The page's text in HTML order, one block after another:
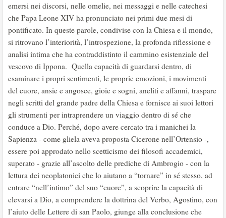
emersi nei discorsi, nelle omelie, nei messaggi e nelle catechesi
che Papa Leone XIV ha pronunciato nei primi due mesi di
pontificato. In queste parole, condivise con la Chiesa e il mondo,
si ritrovano l’interiorità, l’introspezione, la profonda riflessione e
analisi intima che ha contraddistinto il cammino esistenziale del
vescovo di Ippona. Quella capacità di guardarsi dentro, di
esaminare i propri sentimenti, le proprie emozioni, i movimenti
del cuore, ansie e angosce, gioie e sogni, aneliti e affanni, traspare
negli scritti del grande padre della Chiesa e fornisce ai suoi lettori
gli strumenti per intraprendere un viaggio dentro di sé che
conduce a Dio. Perché, dopo avere cercato tra i manichei la
Sapienza - come gliela aveva proposta Cicerone nell’Ortensio -,
essere poi approdato nello scetticismo dei filosofi accademici,
superato - grazie all’ascolto delle prediche di Ambrogio - con la
lettura dei neoplatonici che lo aiutano a “tornare” in sé stesso, ad
entrare “nell’intimo” del suo “cuore”, a scoprire la capacità di
elevarsi a Dio, a comprendere la dottrina del Verbo, Agostino, con
l’aiuto delle Lettere di san Paolo, giunge alla conclusione che